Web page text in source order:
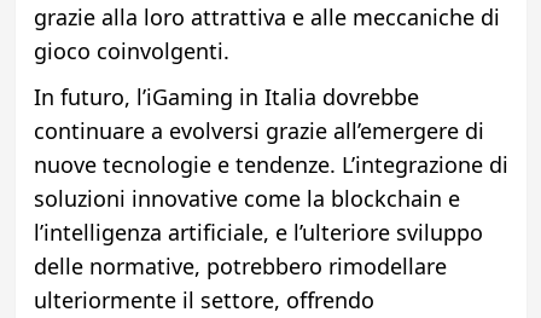
grazie alla loro attrattiva e alle meccaniche di
gioco coinvolgenti.
In futuro, l’iGaming in Italia dovrebbe
continuare a evolversi grazie all’emergere di
nuove tecnologie e tendenze. L’integrazione di
soluzioni innovative come la blockchain e
l’intelligenza artificiale, e l’ulteriore sviluppo
delle normative, potrebbero rimodellare
ulteriormente il settore, offrendo